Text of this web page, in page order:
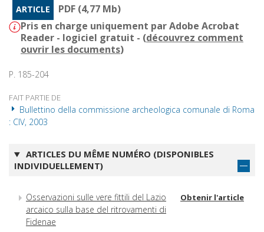
ARTICLE
PDF (4,77 Mb)
Pris en charge uniquement par Adobe Acrobat
Reader - logiciel gratuit - (découvrez comment
ouvrir les documents)
P. 185-204
FAIT PARTIE DE
Bullettino della commissione archeologica comunale di Roma
: CIV, 2003
ARTICLES DU MÊME NUMÉRO (DISPONIBLES
INDIVIDUELLEMENT)
Osservazioni sulle vere fittili del Lazio
arcaico sulla base del ritrovamenti di
Fidenae
Obtenir l'article